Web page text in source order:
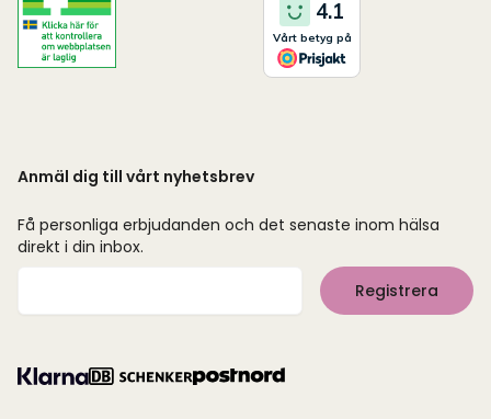
Anmäl dig till vårt nyhetsbrev
Få personliga erbjudanden och det senaste inom hälsa
direkt i din inbox.
Registrera